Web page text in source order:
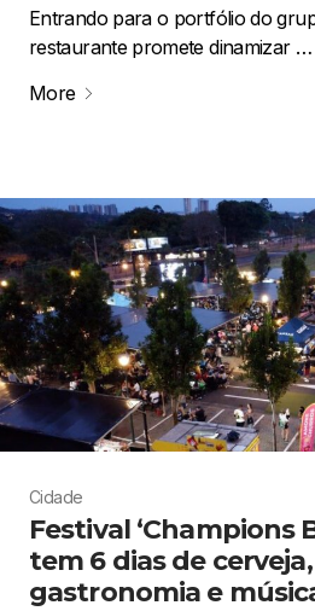
Entrando para o portfólio do
restaurante promete dinamizar …
More
Cidade
Festival ‘Champions
tem 6 dias de cerveja,
gastronomia e